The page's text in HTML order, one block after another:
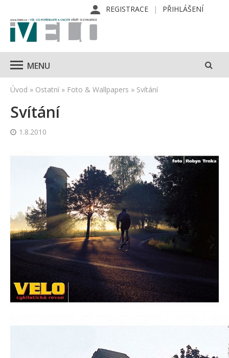
REGISTRACE PŘIHLÁŠENÍ
MENU
Úvod » Ostatní » Foto & Wallpapers » Svítání
Svítání
1.8.2010